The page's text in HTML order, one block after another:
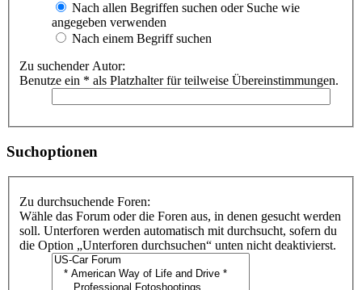
Nach allen Begriffen suchen oder Suche wie
angegeben verwenden
Nach einem Begriff suchen
Zu suchender Autor:
Benutze ein * als Platzhalter für teilweise Übereinstimmungen.
Suchoptionen
Zu durchsuchende Foren:
Wähle das Forum oder die Foren aus, in denen gesucht werden
soll. Unterforen werden automatisch mit durchsucht, sofern du
die Option „Unterforen durchsuchen“ unten nicht deaktivierst.